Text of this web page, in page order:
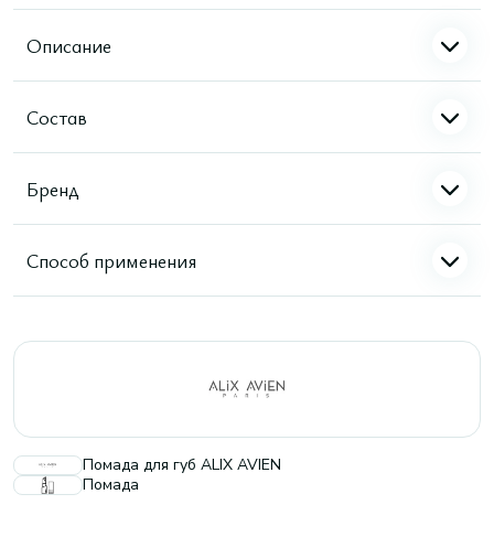
Описание
Состав
Бренд
Способ применения
Помада для губ ALIX AVIEN
Помада